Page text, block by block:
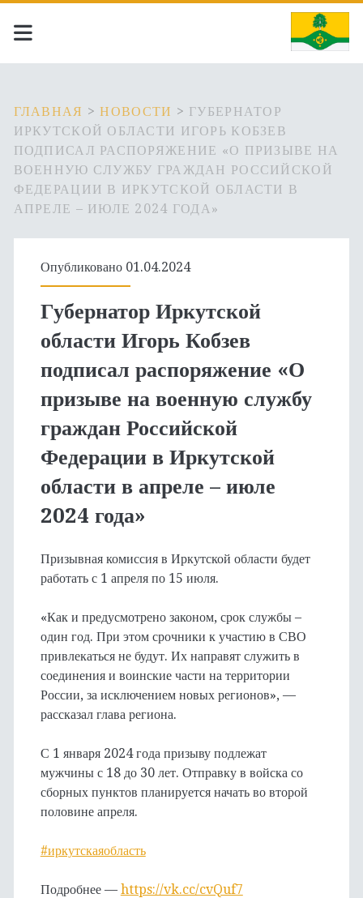
ГЛАВНАЯ >НОВОСТИ > ГУБЕРНАТОР
ИРКУТСКОЙ ОБЛАСТИ ИГОРЬ КОБЗЕВ
ПОДПИСАЛ РАСПОРЯЖЕНИЕ «О ПРИЗЫВЕ НА
ВОЕННУЮ СЛУЖБУ ГРАЖДАН РОССИЙСКОЙ
ФЕДЕРАЦИИ В ИРКУТСКОЙ ОБЛАСТИ В
АПРЕЛЕ – ИЮЛЕ 2024 ГОДА»
Опубликовано 01.04.2024
Губернатор Иркутской
области Игорь Кобзев
подписал распоряжение «О
призыве на военную службу
граждан Российской
Федерации в Иркутской
области в апреле – июле
2024 года»
Призывная комиссия в Иркутской области будет
работать с 1 апреля по 15 июля.
«Как и предусмотрено законом, срок службы –
один год. При этом срочники к участию в СВО
привлекаться не будут. Их направят служить в
соединения и воинские части на территории
России, за исключением новых регионов», —
рассказал глава региона.
С 1 января 2024 года призыву подлежат
мужчины с 18 до 30 лет. Отправку в войска со
сборных пунктов планируется начать во второй
половине апреля.
#иркутскаяобласть
Подробнее — https://vk.cc/cvQuf7